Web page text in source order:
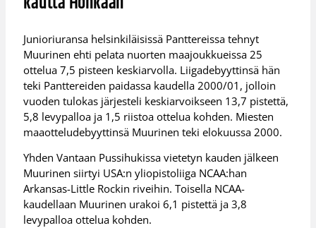
Junioriuransa helsinkiläisissä Panttereissa tehnyt
Muurinen ehti pelata nuorten maajoukkueissa 25
ottelua 7,5 pisteen keskiarvolla. Liigadebyyttinsä hän
teki Panttereiden paidassa kaudella 2000/01, jolloin
vuoden tulokas järjesteli keskiarvoikseen 13,7 pistettä,
5,8 levypalloa ja 1,5 riistoa ottelua kohden. Miesten
maaotteludebyyttinsä Muurinen teki elokuussa 2000.
Yhden Vantaan Pussihukissa vietetyn kauden jälkeen
Muurinen siirtyi USA:n yliopistoliiga NCAA:han
Arkansas-Little Rockin riveihin. Toisella NCAA-
kaudellaan Muurinen urakoi 6,1 pistettä ja 3,8
levypalloa ottelua kohden.